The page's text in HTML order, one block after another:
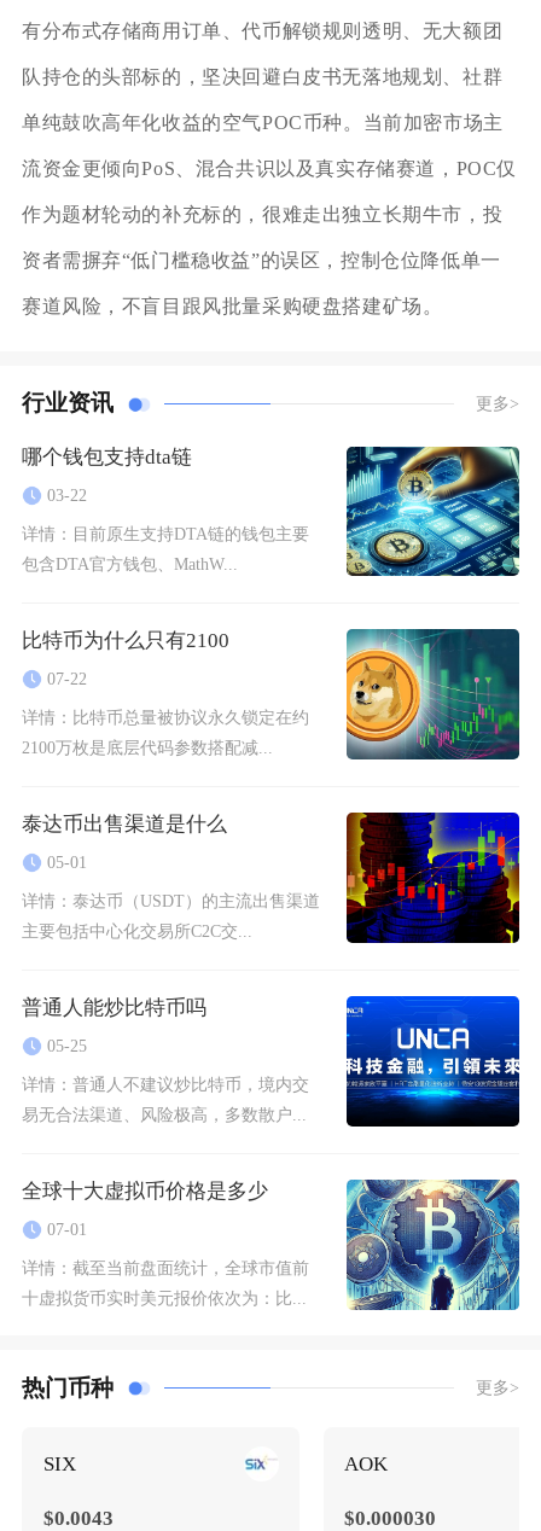
有分布式存储商用订单、代币解锁规则透明、无大额团
队持仓的头部标的，坚决回避白皮书无落地规划、社群
单纯鼓吹高年化收益的空气POC币种。当前加密市场主
流资金更倾向PoS、混合共识以及真实存储赛道，POC仅
作为题材轮动的补充标的，很难走出独立长期牛市，投
资者需摒弃“低门槛稳收益”的误区，控制仓位降低单一
赛道风险，不盲目跟风批量采购硬盘搭建矿场。
行业资讯 更多>
哪个钱包支持dta链
03-22
详情： 目前原生支持DTA链的钱包主要
包含DTA官方钱包、MathW...
比特币为什么只有2100
07-22
详情： 比特币总量被协议永久锁定在约
2100万枚是底层代码参数搭配减...
泰达币出售渠道是什么
05-01
详情： 泰达币（USDT）的主流出售渠道
主要包括中心化交易所C2C交...
普通人能炒比特币吗
05-25
详情： 普通人不建议炒比特币，境内交
易无合法渠道、风险极高，多数散户...
全球十大虚拟币价格是多少
07-01
详情： 截至当前盘面统计，全球市值前
十虚拟货币实时美元报价依次为：比...
热门币种 更多>
SIX
$0.0043
AOK
$0.000030